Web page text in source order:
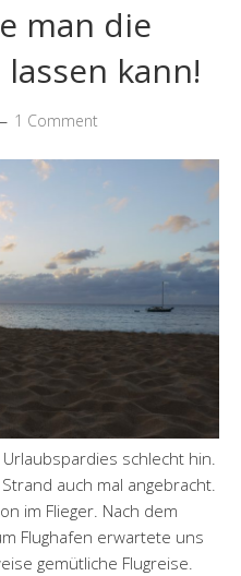
man die
kann!
1 Comment
schlecht hin.
auch mal angebracht.
im Flieger. Nach dem
Flughafen erwartete uns
gemütliche Flugreise.